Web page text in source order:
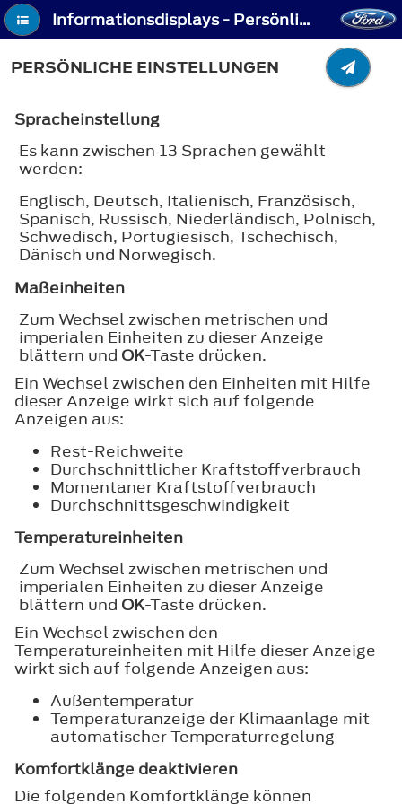
Informationsdisplays - Persönliche Einstellungen
PERSÖNLICHE EINSTELLUNGEN
Spracheinstellung
Es kann zwischen 13 Sprachen gewählt
werden:
Englisch, Deutsch, Italienisch, Französisch,
Spanisch, Russisch, Niederländisch, Polnisch,
Schwedisch, Portugiesisch, Tschechisch,
Dänisch und Norwegisch.
Maßeinheiten
Zum Wechsel zwischen metrischen und
imperialen Einheiten zu dieser Anzeige
blättern und OK-Taste drücken.
Ein Wechsel zwischen den Einheiten mit Hilfe
dieser Anzeige wirkt sich auf folgende
Anzeigen aus:
Rest-Reichweite
Durchschnittlicher Kraftstoffverbrauch
Momentaner Kraftstoffverbrauch
Durchschnittsgeschwindigkeit
Temperatureinheiten
Zum Wechsel zwischen metrischen und
imperialen Einheiten zu dieser Anzeige
blättern und OK-Taste drücken.
Ein Wechsel zwischen den
Temperatureinheiten mit Hilfe dieser Anzeige
wirkt sich auf folgende Anzeigen aus:
Außentemperatur
Temperaturanzeige der Klimaanlage mit
automatischer Temperaturregelung
Komfortklänge deaktivieren
Die folgenden Komfortklänge können